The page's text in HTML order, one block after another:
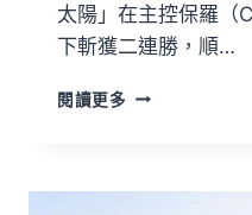
太陽」在主控保羅（
下斬獲二連勝，順…
閱讀更多